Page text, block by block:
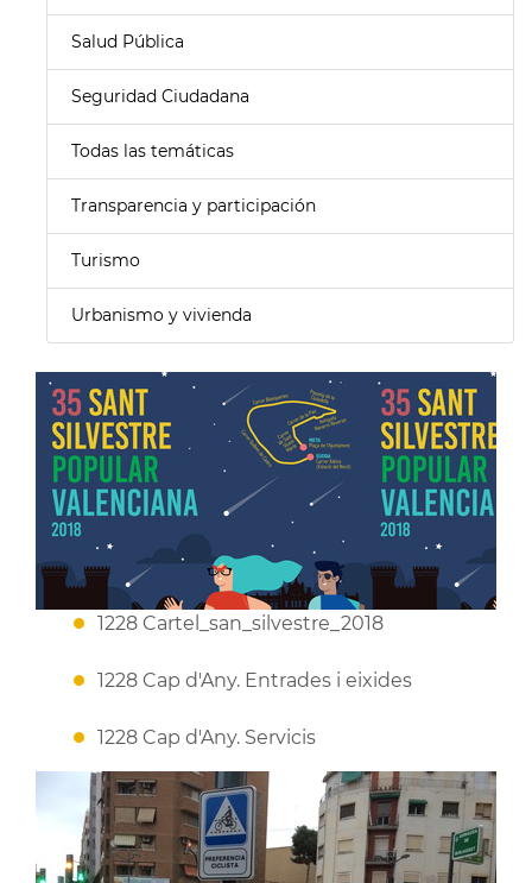
Salud Pública
Seguridad Ciudadana
Todas las temáticas
Transparencia y participación
Turismo
Urbanismo y vivienda
1228 Cartel_san_silvestre_2018
1228 Cap d'Any. Entrades i eixides
1228 Cap d'Any. Servicis